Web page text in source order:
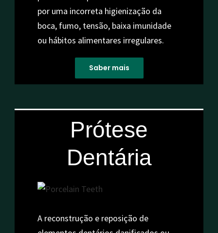
por uma incorreta higienização da
boca, fumo, tensão, baixa imunidade
ou hábitos alimentares irregulares.
Saber mais
Prótese
Dentária
A reconstrução e reposição de